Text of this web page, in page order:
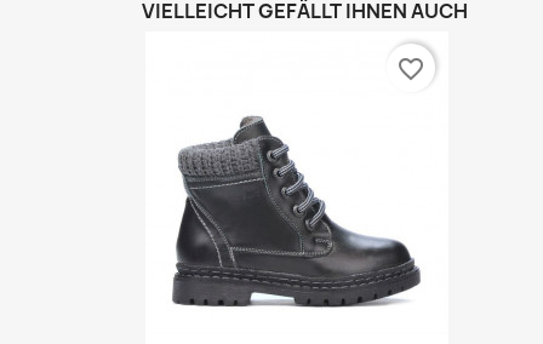
VIELLEICHT GEFÄLLT IHNEN AUCH
favorite_border